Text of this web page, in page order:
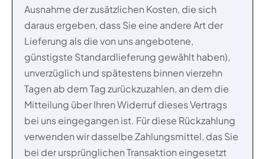
Ausnahme der zusätzlichen Kosten, die sich
daraus ergeben, dass Sie eine andere Art der
Lieferung als die von uns angebotene,
günstigste Standardlieferung gewählt haben),
unverzüglich und spätestens binnen vierzehn
Tagen ab dem Tag zurückzuzahlen, an dem die
Mitteilung über Ihren Widerruf dieses Vertrags
bei uns eingegangen ist. Für diese Rückzahlung
verwenden wir dasselbe Zahlungsmittel, das Sie
bei der ursprünglichen Transaktion eingesetzt